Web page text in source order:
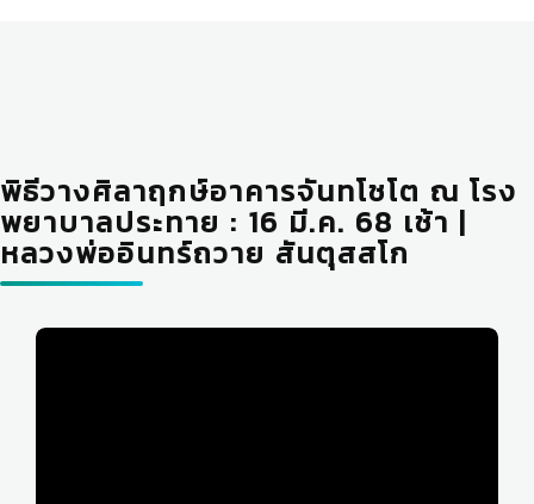
พิธีวางศิลาฤกษ์อาคารจันทโชโต ณ โรง
พยาบาลประทาย : 16 มี.ค. 68 เช้า |
หลวงพ่ออินทร์ถวาย สันตุสสโก